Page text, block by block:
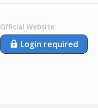
Official Website:
Login required